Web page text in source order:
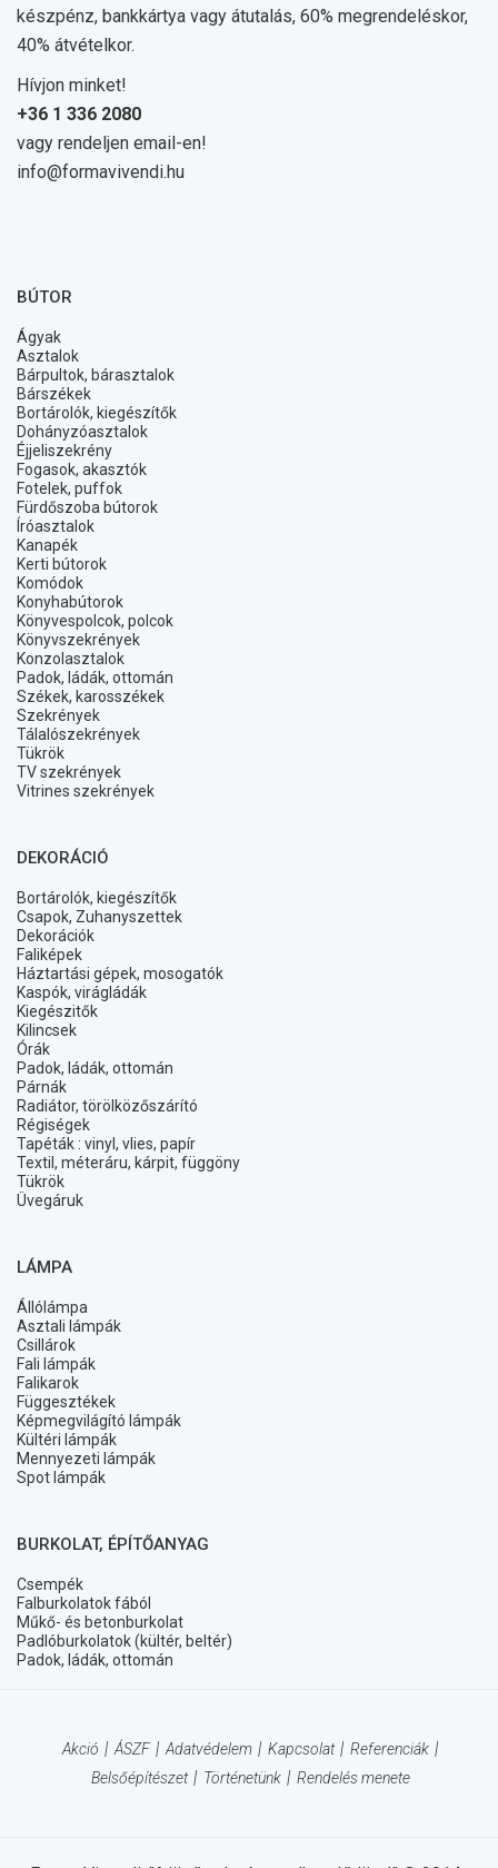
készpénz, bankkártya vagy átutalás, 60% megrendeléskor,
40% átvételkor.
Hívjon minket!
+36 1 336 2080
vagy rendeljen email-en!
info@formavivendi.hu
BÚTOR
Ágyak
Asztalok
Bárpultok, bárasztalok
Bárszékek
Bortárolók, kiegészítők
Dohányzóasztalok
Éjjeliszekrény
Fogasok, akasztók
Fotelek, puffok
Fürdőszoba bútorok
Íróasztalok
Kanapék
Kerti bútorok
Komódok
Konyhabútorok
Könyvespolcok, polcok
Könyvszekrények
Konzolasztalok
Padok, ládák, ottomán
Székek, karosszékek
Szekrények
Tálalószekrények
Tükrök
TV szekrények
Vitrines szekrények
DEKORÁCIÓ
Bortárolók, kiegészítők
Csapok, Zuhanyszettek
Dekorációk
Faliképek
Háztartási gépek, mosogatók
Kaspók, virágládák
Kiegészitők
Kilincsek
Órák
Padok, ládák, ottomán
Párnák
Radiátor, törölközőszárító
Régiségek
Tapéták : vinyl, vlies, papír
Textil, méteráru, kárpit, függöny
Tükrök
Üvegáruk
LÁMPA
Állólámpa
Asztali lámpák
Csillárok
Fali lámpák
Falikarok
Függesztékek
Képmegvilágító lámpák
Kültéri lámpák
Mennyezeti lámpák
Spot lámpák
BURKOLAT, ÉPÍTŐANYAG
Csempék
Falburkolatok fából
Műkő- és betonburkolat
Padlóburkolatok (kültér, beltér)
Padok, ládák, ottomán
Akció ÁSZF Adatvédelem Kapcsolat
Referenciák
Belsőépítészet
Történetünk Rendelés menete